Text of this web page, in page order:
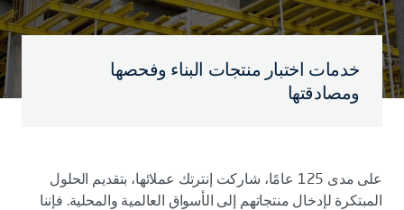
خدمات اختبار منتجات البناء وفحصها
ومصادقتها
على مدى 125 عامًا، شاركت إنترتك عملائها، بتقديم الحلول
المبتكرة لإدخال منتجاتهم إلى الأسواق العالمية والمحلية. فإننا